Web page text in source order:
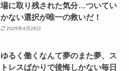
場に取り残された気分…ついてい
かない選択が唯一の救いだ！
2025年4月28日
ゆるく働くなんて夢のまた夢、ス
トレスばかりで後悔しかない毎日